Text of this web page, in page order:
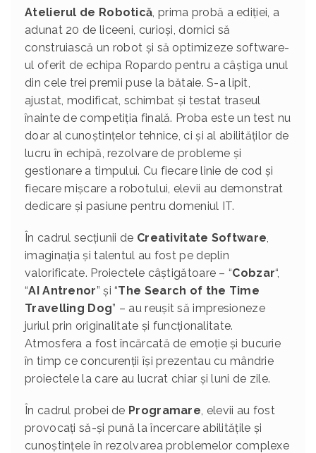
Atelierul de Robotică, prima probă a ediției, a
adunat 20 de liceeni, curioși, dornici să
construiască un robot și să optimizeze software-
ul oferit de echipa Ropardo pentru a câștiga unul
din cele trei premii puse la bătaie. S-a lipit,
ajustat, modificat, schimbat și testat traseul
înainte de competiția finală. Proba este un test nu
doar al cunoștințelor tehnice, ci și al abilităților de
lucru în echipă, rezolvare de probleme și
gestionare a timpului. Cu fiecare linie de cod și
fiecare mișcare a robotului, elevii au demonstrat
dedicare și pasiune pentru domeniul IT.
În cadrul secțiunii de Creativitate Software,
imaginația și talentul au fost pe deplin
valorificate. Proiectele câștigătoare – “Cobzar“,
“AI Antrenor” și “The Search of the Time
Travelling Dog” – au reușit să impresioneze
juriul prin originalitate și funcționalitate.
Atmosfera a fost încărcată de emoție și bucurie
în timp ce concurenții își prezentau cu mândrie
proiectele la care au lucrat chiar și luni de zile.
În cadrul probei de Programare, elevii au fost
provocați să-și pună la încercare abilitățile și
cunoștințele în rezolvarea problemelor complexe